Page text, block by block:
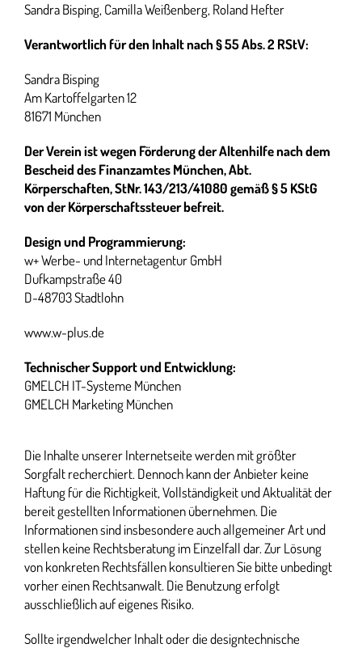
Sandra Bisping, Camilla Weißenberg, Roland Hefter
Verantwortlich für den Inhalt nach § 55 Abs. 2 RStV:
Sandra Bisping
Am Kartoffelgarten 12
81671 München
Der Verein ist wegen Förderung der Altenhilfe nach dem
Bescheid des Finanzamtes München, Abt.
Körperschaften, StNr. 143/213/41080 gemäß § 5 KStG
von der Körperschaftssteuer befreit.
Design und Programmierung:
w+ Werbe- und Internetagentur GmbH
Dufkampstraße 40
D-48703 Stadtlohn
www.w-plus.de
Technischer Support und Entwicklung:
GMELCH IT-Systeme München
GMELCH Marketing München
Die Inhalte unserer Internetseite werden mit größter
Sorgfalt recherchiert. Dennoch kann der Anbieter keine
Haftung für die Richtigkeit, Vollständigkeit und Aktualität der
bereit gestellten Informationen übernehmen. Die
Informationen sind insbesondere auch allgemeiner Art und
stellen keine Rechtsberatung im Einzelfall dar. Zur Lösung
von konkreten Rechtsfällen konsultieren Sie bitte unbedingt
vorher einen Rechtsanwalt. Die Benutzung erfolgt
ausschließlich auf eigenes Risiko.
Sollte irgendwelcher Inhalt oder die designtechnische